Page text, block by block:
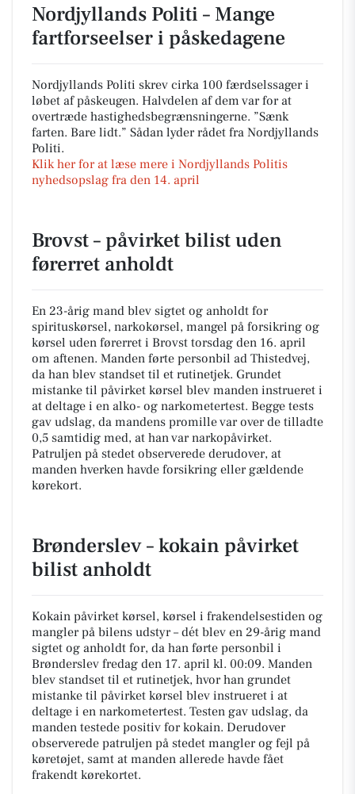
Nordjyllands Politi – Mange
fartforseelser i påskedagene
Nordjyllands Politi skrev cirka 100 færdselssager i
løbet af påskeugen. Halvdelen af dem var for at
overtræde hastighedsbegrænsningerne. ”Sænk
farten. Bare lidt.” Sådan lyder rådet fra Nordjyllands
Politi.
Klik her for at læse mere i Nordjyllands Politis
nyhedsopslag fra den 14. april
Brovst – påvirket bilist uden
førerret anholdt
En 23-årig mand blev sigtet og anholdt for
spirituskørsel, narkokørsel, mangel på forsikring og
kørsel uden førerret i Brovst torsdag den 16. april
om aftenen. Manden førte personbil ad Thistedvej,
da han blev standset til et rutinetjek. Grundet
mistanke til påvirket kørsel blev manden instrueret i
at deltage i en alko- og narkometertest. Begge tests
gav udslag, da mandens promille var over de tilladte
0,5 samtidig med, at han var narkopåvirket.
Patruljen på stedet observerede derudover, at
manden hverken havde forsikring eller gældende
kørekort.
Brønderslev – kokain påvirket
bilist anholdt
Kokain påvirket kørsel, kørsel i frakendelsestiden og
mangler på bilens udstyr – dét blev en 29-årig mand
sigtet og anholdt for, da han førte personbil i
Brønderslev fredag den 17. april kl. 00:09. Manden
blev standset til et rutinetjek, hvor han grundet
mistanke til påvirket kørsel blev instrueret i at
deltage i en narkometertest. Testen gav udslag, da
manden testede positiv for kokain. Derudover
observerede patruljen på stedet mangler og fejl på
køretøjet, samt at manden allerede havde fået
frakendt kørekortet.